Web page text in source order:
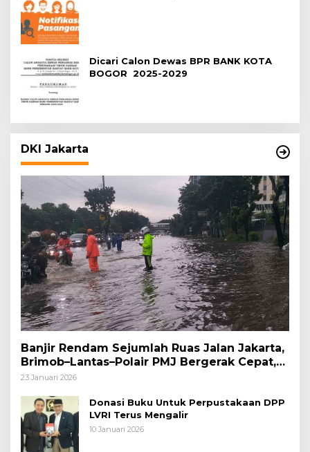
Dicari Calon Dewas BPR BANK KOTA
BOGOR 2025-2029
DKI Jakarta
Banjir Rendam Sejumlah Ruas Jalan Jakarta,
Brimob–Lantas–Polair PMJ Bergerak Cepat,
Polri Siagakan 128.247 Personel Secara
23 Januari 2026
Donasi Buku Untuk Perpustakaan DPP
LVRI Terus Mengalir
10 Januari 2026